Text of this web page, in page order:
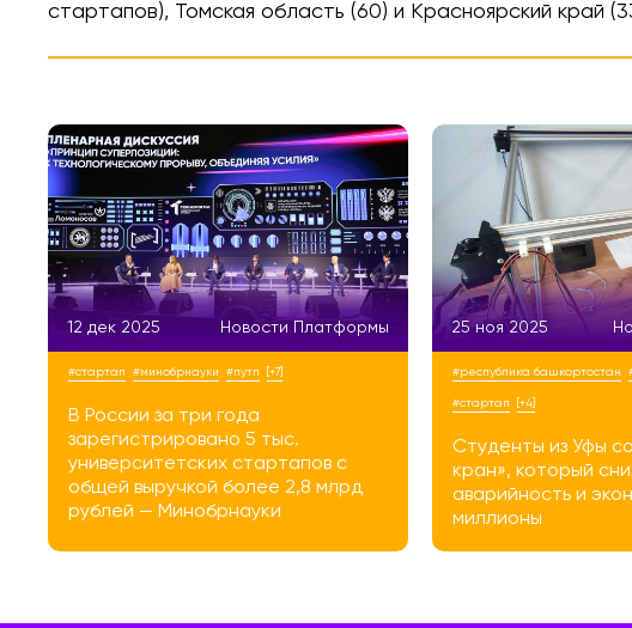
стартапов), Томская область (60) и Красноярский край
12 дек 2025 Новости Платформы
#стартап #минобрнауки #путп [+7]
В России за три года
зарегистрировано 5 тыс.
университетских стартапов с
общей выручкой более 2,8 млрд
рублей — Минобрнауки
25 ноя 2025
#республика башкортостан
#стартап [+4]
Студенты из Уфы
кран», который
аварийность и
миллионы